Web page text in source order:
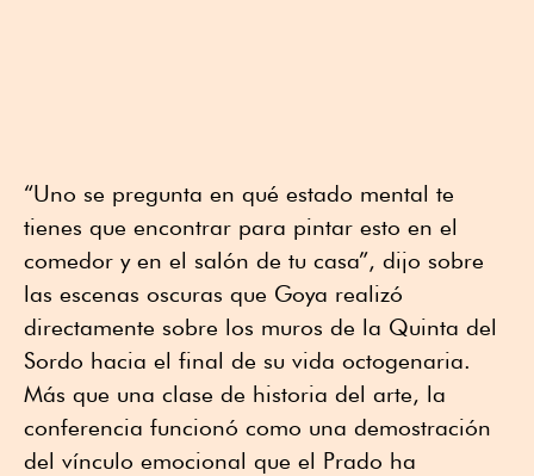
“Uno se pregunta en qué estado mental te
tienes que encontrar para pintar esto en el
comedor y en el salón de tu casa”, dijo sobre
las escenas oscuras que Goya realizó
directamente sobre los muros de la Quinta del
Sordo hacia el final de su vida octogenaria.
Más que una clase de historia del arte, la
conferencia funcionó como una demostración
del vínculo emocional que el Prado ha